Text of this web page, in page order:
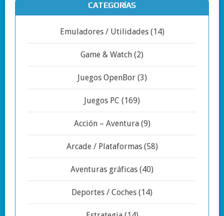
CATEGORÍAS
Emuladores / Utilidades(14)
Game & Watch (2)
Juegos OpenBor(3)
Juegos PC (169)
Acción – Aventura(9)
Arcade / Plataformas(58)
Aventuras gráficas (40)
Deportes / Coches (14)